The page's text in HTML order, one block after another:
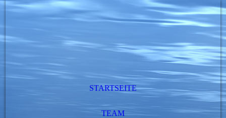
STARTSEITE
TEAM